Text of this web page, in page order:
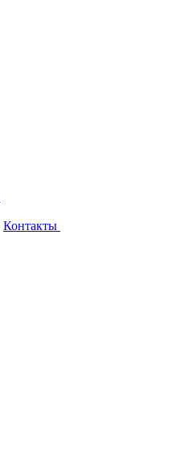
Контакты